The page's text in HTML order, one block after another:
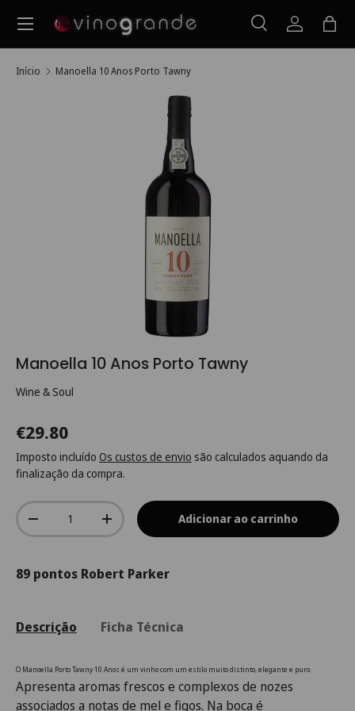
Ir para o conteúdo
Pesquisar
PesquisarIniciarSaco
Menu
Início Manoella 10 Anos Porto Tawny
Manoella 10 Anos Porto Tawny
Wine & Soul
€29.80
Imposto incluído Os custos de envio são calculados aquando da
finalização da compra.
Qtd.
-
+ Adicionar ao carrinho
89 pontos Robert Parker
Descrição Ficha Técnica
O Manoella Porto Tawny 10 Anos é um vinho com um estilo muito distinto, elegante e puro.
Apresenta aromas frescos e complexos de nozes
associados a notas de mel e figos. Na boca é